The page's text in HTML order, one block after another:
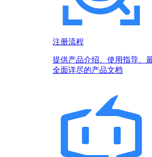
注册流程
提供产品介绍、使用指导、
全面详尽的产品文档